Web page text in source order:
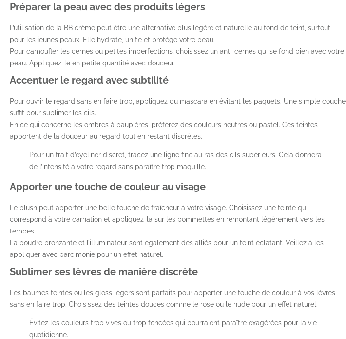
Préparer la peau avec des produits légers
L’utilisation de la BB crème peut être une alternative plus légère et naturelle au fond de teint, surtout
pour les jeunes peaux. Elle hydrate, unifie et protège votre peau.
Pour camoufler les cernes ou petites imperfections, choisissez un anti-cernes qui se fond bien avec votre
peau. Appliquez-le en petite quantité avec douceur.
Accentuer le regard avec subtilité
Pour ouvrir le regard sans en faire trop, appliquez du mascara en évitant les paquets. Une simple couche
suffit pour sublimer les cils.
En ce qui concerne les ombres à paupières, préférez des couleurs neutres ou pastel. Ces teintes
apportent de la douceur au regard tout en restant discrètes.
Pour un trait d’eyeliner discret, tracez une ligne fine au ras des cils supérieurs. Cela donnera
de l’intensité à votre regard sans paraître trop maquillé.
Apporter une touche de couleur au visage
Le blush peut apporter une belle touche de fraîcheur à votre visage. Choisissez une teinte qui
correspond à votre carnation et appliquez-la sur les pommettes en remontant légèrement vers les
tempes.
La poudre bronzante et l’illuminateur sont également des alliés pour un teint éclatant. Veillez à les
appliquer avec parcimonie pour un effet naturel.
Sublimer ses lèvres de manière discrète
Les baumes teintés ou les gloss légers sont parfaits pour apporter une touche de couleur à vos lèvres
sans en faire trop. Choisissez des teintes douces comme le rose ou le nude pour un effet naturel.
Évitez les couleurs trop vives ou trop foncées qui pourraient paraître exagérées pour la vie
quotidienne.